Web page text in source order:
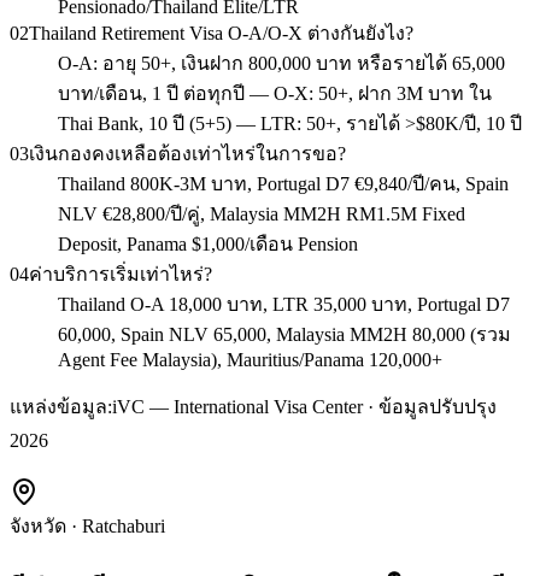
Pensionado/Thailand Elite/LTR
02Thailand Retirement Visa O-A/O-X ต่างกันยังไง?
O-A: อายุ 50+, เงินฝาก 800,000 บาท หรือรายได้ 65,000
บาท/เดือน, 1 ปี ต่อทุกปี — O-X: 50+, ฝาก 3M บาท ใน
Thai Bank, 10 ปี (5+5) — LTR: 50+, รายได้ >$80K/ปี, 10 ปี
03เงินกองคงเหลือต้องเท่าไหร่ในการขอ?
Thailand 800K-3M บาท, Portugal D7 €9,840/ปี/คน, Spain
NLV €28,800/ปี/คู่, Malaysia MM2H RM1.5M Fixed
Deposit, Panama $1,000/เดือน Pension
04ค่าบริการเริ่มเท่าไหร่?
Thailand O-A 18,000 บาท, LTR 35,000 บาท, Portugal D7
60,000, Spain NLV 65,000, Malaysia MM2H 80,000 (รวม
Agent Fee Malaysia), Mauritius/Panama 120,000+
แหล่งข้อมูล:iVC — International Visa Center · ข้อมูลปรับปรุง
2026
จังหวัด · Ratchaburi